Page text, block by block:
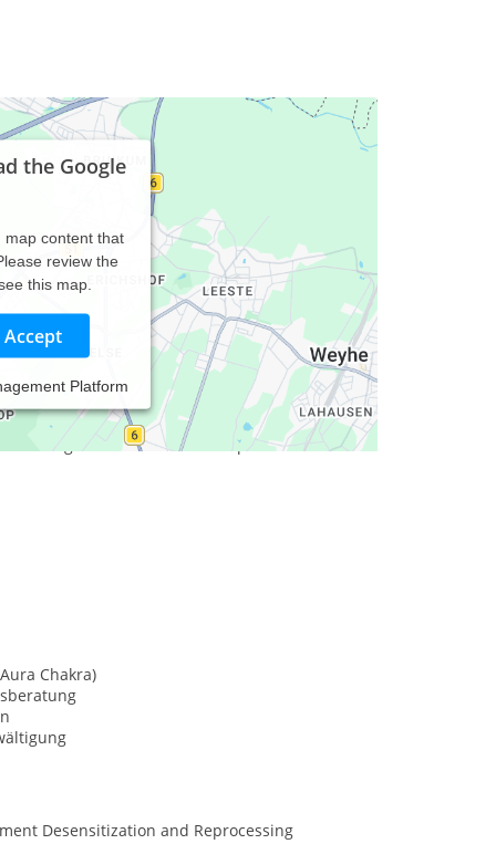
the Google
map content that
review the
this map.
Accept
Platform
bin ich Ihre Ansprechpartnerin in
Stressmanagement, Gesprächstherapie,
gehören zu meinem Repertoire. Mein
Chakra)
Desensitization and Reprocessing